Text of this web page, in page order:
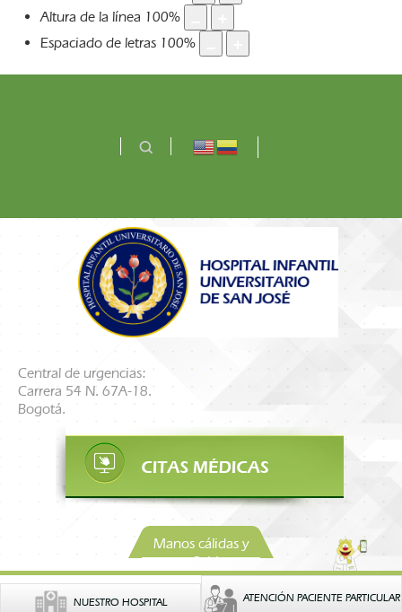
Altura de la línea 100%
Espaciado de letras 100%
Central de urgencias:
Carrera 54 N. 67A-18.
Bogotá.
Manos cálidas y
confiables
NUESTRO HOSPITAL ATENCIÓN PACIENTE PARTICULAR